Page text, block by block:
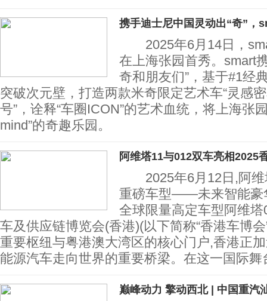
携手迪士尼中国灵动出“奇”，
2025年6月14日，
在上海张园首秀。smart
奇和朋友们”，基于#1经
突破次元壁，打造两款米奇限定艺术车“灵感
号”，诠释“车圈ICON”的艺术血统，将上海张
mind”的奇趣乐园。
阿维塔11与012双车亮相2025
2025年6月12日,阿维
重磅车型——未来智能豪
全球限量高定车型阿维
车及供应链博览会(香港)(以下简称“香港车博
重要枢纽与粤港澳大湾区的核心门户,香港正
能源汽车走向世界的重要桥梁。在这一国际舞
巅峰动力 擎动西北 | 中国重汽